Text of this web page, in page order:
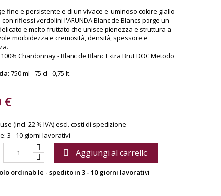
fine e persistente e di un vivace e luminoso colore giallo
riflessi verdolini l'ARUNDA Blanc de Blancs porge un
e molto fruttato che unisce pienezza e struttura a
morbidezza e cremosità, densità, spessore e
100% Chardonnay - Blanc de Blanc Extra Brut DOC Metodo
750 ml - 75 cl - 0,75 lt.
€
(incl. 22 % IVA)escl. costi di spedizione
3 - 10 giorni lavorativi
 Aggiungi al carrello
ordinabile - spedito in 3 - 10 giorni lavorativi